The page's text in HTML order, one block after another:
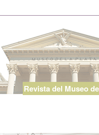
Revista del Museo